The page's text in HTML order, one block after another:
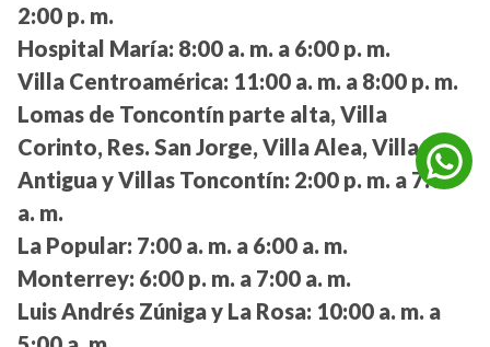
2:00 p. m.
Hospital María: 8:00 a. m. a 6:00 p. m.
Villa Centroamérica: 11:00 a. m. a 8:00 p. m.
Lomas de Toncontín parte alta, Villa
Corinto, Res. San Jorge, Villa Alea, Villa
Antigua y Villas Toncontín: 2:00 p. m. a 7:00
a. m.
La Popular: 7:00 a. m. a 6:00 a. m.
Monterrey: 6:00 p. m. a 7:00 a. m.
Luis Andrés Zúniga y La Rosa: 10:00 a. m. a